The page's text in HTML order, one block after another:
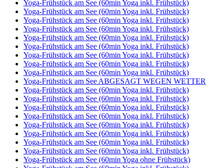
Yoga-Frühstück am See (60min Yoga inkl. Frühstück)
Yoga-Frühstück am See (60min Yoga inkl. Frühstück)
Yoga-Frühstück am See (60min Yoga inkl. Frühstück)
Yoga-Frühstück am See (60min Yoga inkl. Frühstück)
Yoga-Frühstück am See (60min Yoga inkl. Frühstück)
Yoga-Frühstück am See (60min Yoga inkl. Frühstück)
Yoga-Frühstück am See (60min Yoga inkl. Frühstück)
Yoga-Frühstück am See (60min Yoga inkl. Frühstück)
Yoga-Frühstück am See (60min Yoga inkl. Frühstück)
Yoga-Frühstück am See ABGESAGT WEGEN WETTER
Yoga-Frühstück am See (60min Yoga inkl. Frühstück)
Yoga-Frühstück am See (60min Yoga inkl. Frühstück)
Yoga-Frühstück am See (60min Yoga inkl. Frühstück)
Yoga-Frühstück am See (60min Yoga inkl. Frühstück)
Yoga-Frühstück am See (60min Yoga inkl. Frühstück)
Yoga-Frühstück am See (60min Yoga inkl. Frühstück)
Yoga-Frühstück am See (60min Yoga inkl. Frühstück)
Yoga-Frühstück am See (60min Yoga inkl. Frühstück)
Yoga-Frühstück am See (60min Yoga ohne Frühstück)